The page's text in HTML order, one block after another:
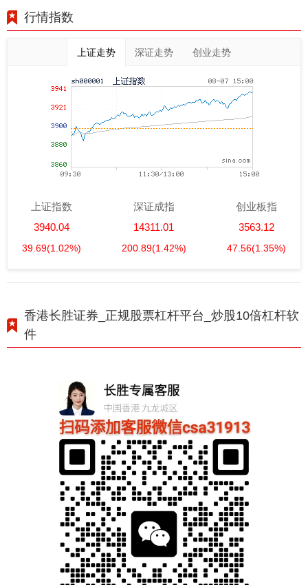
行情指数
上证走势 深证走势 创业走势
上证指数
3940.04
39.69(1.02%)
深证成指
14311.01
200.89(1.42%)
创业板指
3563.12
47.56(1.35%)
香港长胜证券_正规股票杠杆平台_炒股10倍杠杆软
件